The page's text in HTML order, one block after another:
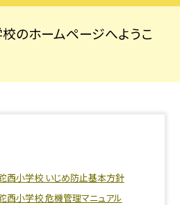
のホームページへようこ
小学校 いじめ防止基本方針
小学校 危機管理マニュアル